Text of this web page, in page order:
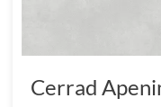
Cerrad